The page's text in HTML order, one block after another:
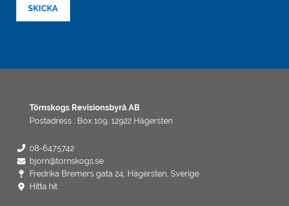
Törnskogs Revisionsbyrå AB
Postadress : Box 109, 12922 Hägersten
08-6475742
bjorn@tornskogs.se
Fredrika Bremers gata 24, Hägersten, Sverige
Hitta hit